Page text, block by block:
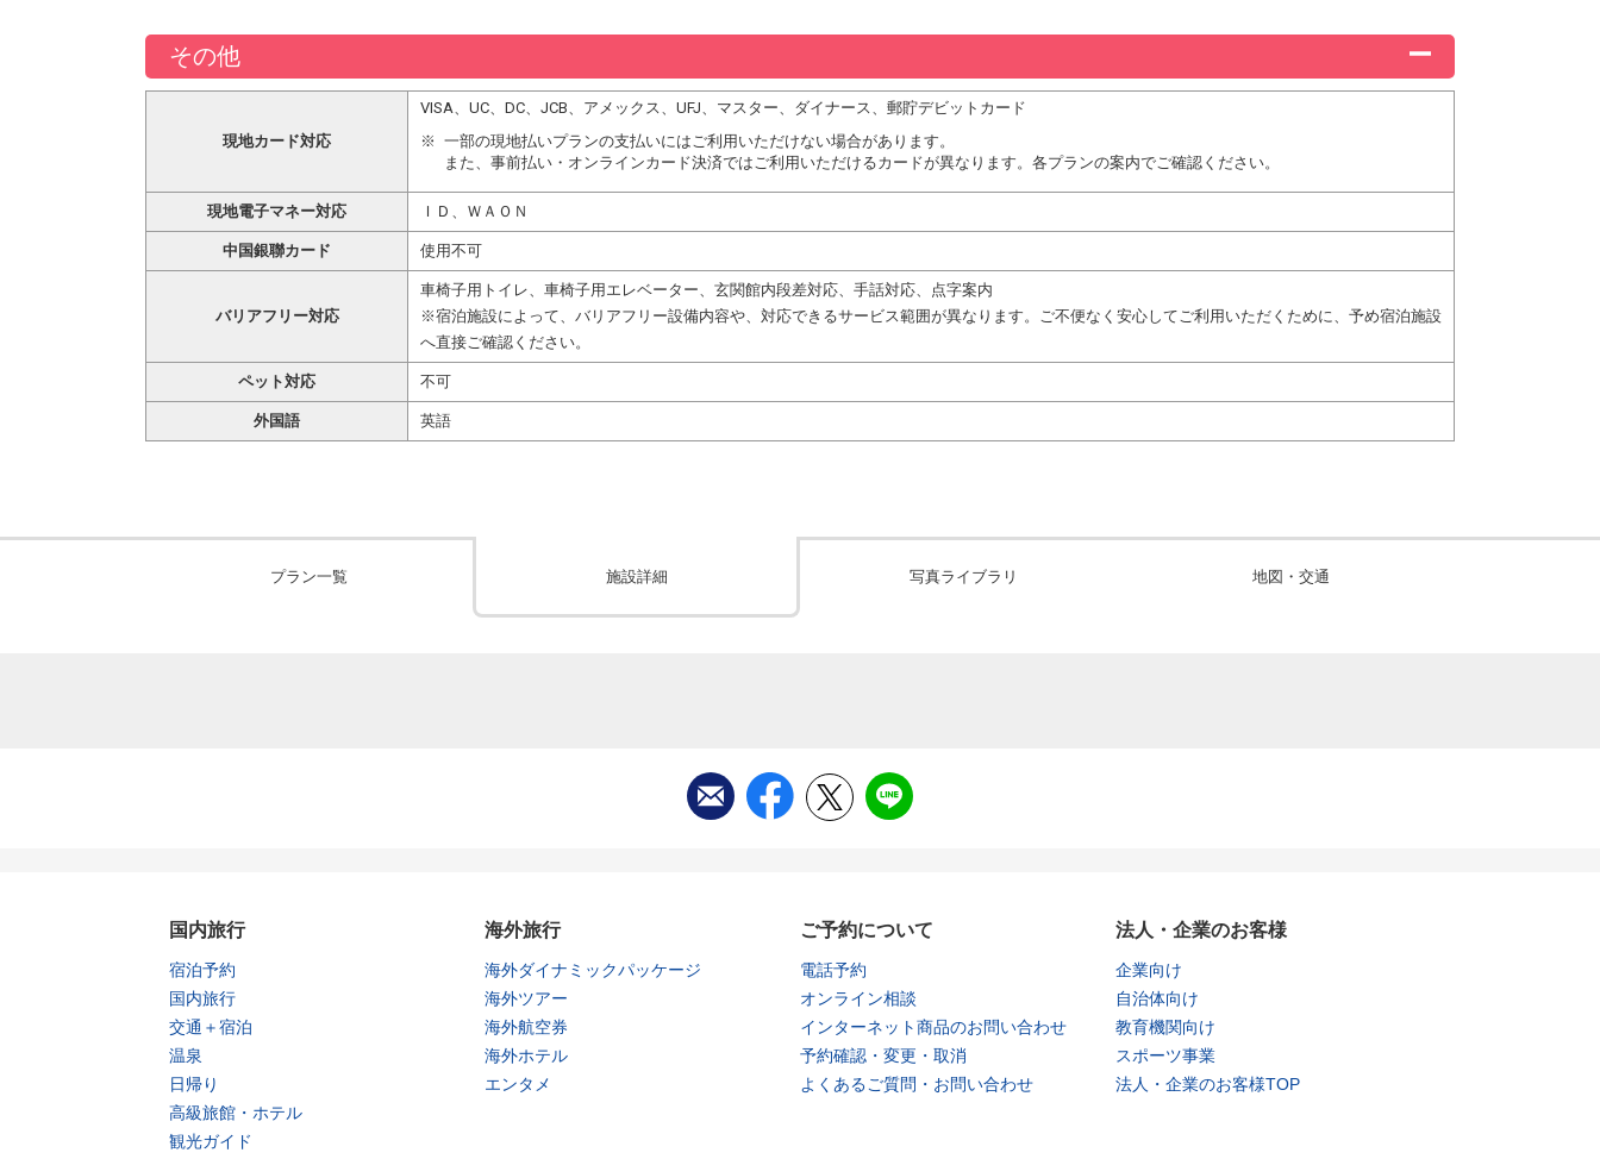
その他
現地カード対応
VISA、UC、DC、JCB、アメックス、UFJ、マスター、ダイナース、郵貯デビットカード
一部の現地払いプランの支払いにはご利用いただけない場合があります。
また、事前払い・オンラインカード決済ではご利用いただけるカードが異なります。各プランの案内でご確認ください。
現地電子マネー対応 ＩＤ、ＷＡＯＮ
中国銀聯カード 使用不可
バリアフリー対応
車椅子用トイレ、車椅子用エレベーター、玄関館内段差対応、手話対応、点字案内
※宿泊施設によって、バリアフリー設備内容や、対応できるサービス範囲が異なります。ご不便なく安心してご利用いただくために、予め宿泊施設
へ直接ご確認ください。
ペット対応 不可
外国語 英語
プラン一覧 施設詳細 写真ライブラリ 地図・交通
国内旅行
宿泊予約
国内旅行
交通＋宿泊
温泉
日帰り
高級旅館・ホテル
観光ガイド
海外旅行
海外ダイナミックパッケージ
海外ツアー
海外航空券
海外ホテル
エンタメ
ご予約について
電話予約
オンライン相談
インターネット商品のお問い合わせ
予約確認・変更・取消
よくあるご質問・お問い合わせ
法人・企業のお客様
企業向け
自治体向け
教育機関向け
スポーツ事業
法人・企業のお客様TOP